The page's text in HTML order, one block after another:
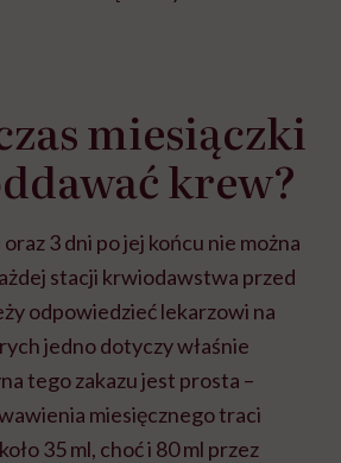
miesiączki
krew?
3 dni po jej końcu nie można
stacji krwiodawstwa przed
odpowiedzieć lekarzowi na
jedno dotyczy właśnie
tego zakazu jest prosta –
miesięcznego traci
35 ml, choć i 80 ml przez